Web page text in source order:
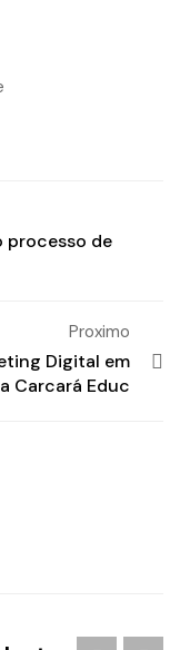
processo de
Proximo
Digital em
Carcará Educ